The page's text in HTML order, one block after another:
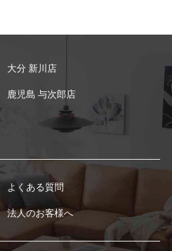
大分 新川店
鹿児島 与次郎店
よくある質問
法人のお客様へ